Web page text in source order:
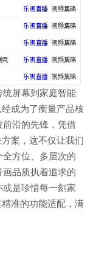
屏幕到家庭智能
成为了衡量产品核
沿的先锋，凭借
案，这不仅让我们
方位、多层次的
品质执着追求的
是珍惜每一刻家
准的功能适配，满